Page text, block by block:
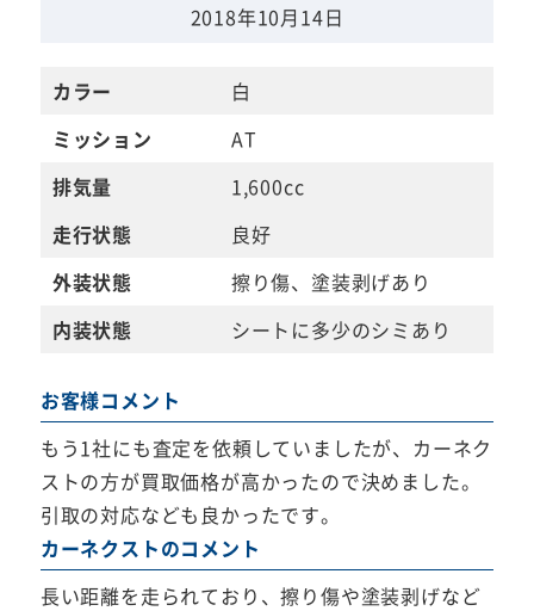
2018年10月14日
カラー
白
ミッション
AT
排気量
1,600cc
走行状態
良好
外装状態
擦り傷、塗装剥げあり
内装状態
シートに多少のシミあり
お客様コメント
もう1社にも査定を依頼していましたが、カーネク
ストの方が買取価格が高かったので決めました。
引取の対応なども良かったです。
カーネクストのコメント
長い距離を走られており、擦り傷や塗装剥げなど